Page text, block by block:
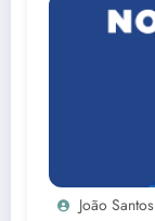
João Santos